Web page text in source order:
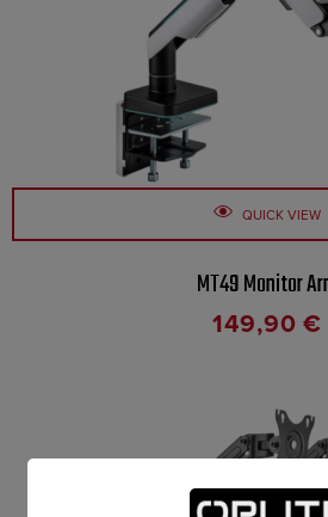
QUICK VIEW
MT49 Monitor
149,90€